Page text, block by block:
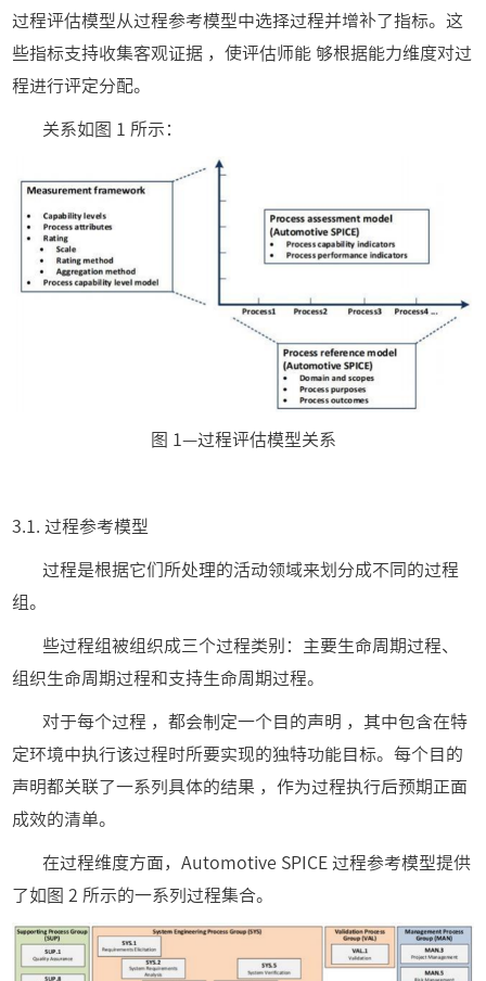
过程评估模型从过程参考模型中选择过程并增补了指标。这
些指标支持收集客观证据 ，使评估师能 够根据能力维度对过
程进行评定分配。
关系如图 1 所示：
图 1—过程评估模型关系
3.1. 过程参考模型
过程是根据它们所处理的活动领域来划分成不同的过程
组。
些过程组被组织成三个过程类别：主要生命周期过程、
组织生命周期过程和支持生命周期过程。
对于每个过程 ，都会制定一个目的声明 ，其中包含在特
定环境中执行该过程时所要实现的独特功能目标。每个目的
声明都关联了一系列具体的结果 ，作为过程执行后预期正面
成效的清单。
在过程维度方面，Automotive SPICE 过程参考模型提供
了如图 2 所示的一系列过程集合。